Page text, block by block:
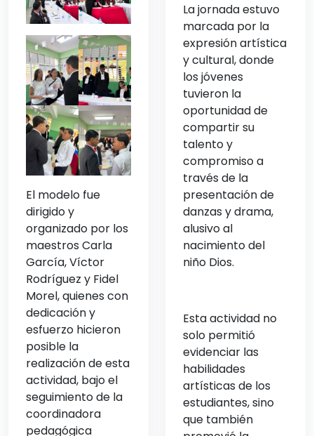
El modelo fue
dirigido y
organizado por los
maestros Carla
García, Víctor
Rodríguez y Fidel
Morel, quienes con
dedicación y
esfuerzo hicieron
posible la
realización de esta
actividad, bajo el
seguimiento de la
coordinadora
pedagógica
La jornada estuvo
marcada por la
expresión artística
y cultural, donde
los jóvenes
tuvieron la
oportunidad de
compartir su
talento y
compromiso a
través de la
presentación de
danzas y drama,
alusivo al
nacimiento del
niño Dios.
Esta actividad no
solo permitió
evidenciar las
habilidades
artísticas de los
estudiantes, sino
que también